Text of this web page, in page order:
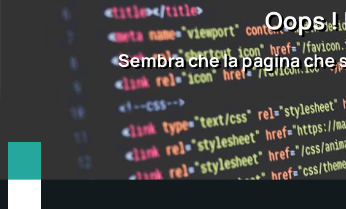
Oops
Sembra che la pagina